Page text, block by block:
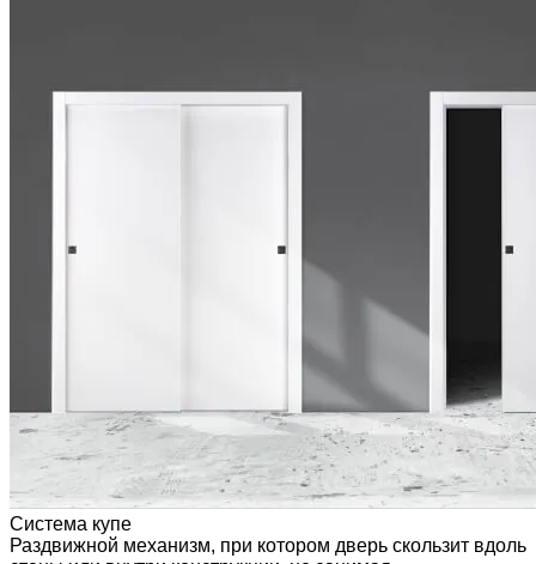
Система купе
Раздвижной механизм, при котором дверь скользит вдоль